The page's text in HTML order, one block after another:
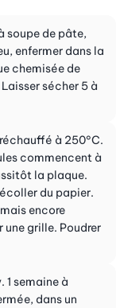
soupe de pâte,
enfermer dans la
chemisée de
sécher 5 à
à 250°C.
commencent à
la plaque.
du papier.
encore
une grille. Poudrer
1 semaine à
dans un